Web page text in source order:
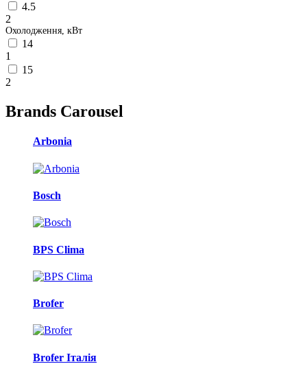
4.5
2
Охолодження, кВт
14
1
15
2
Brands Carousel
Arbonia
Bosch
BPS Clima
Brofer
Brofer Італія